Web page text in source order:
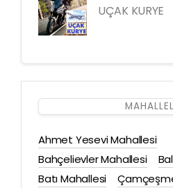
UÇAK KURYE
Ahmet Yesevi Mahallesi
Bahçelievler Mahallesi
Batı Mahallesi